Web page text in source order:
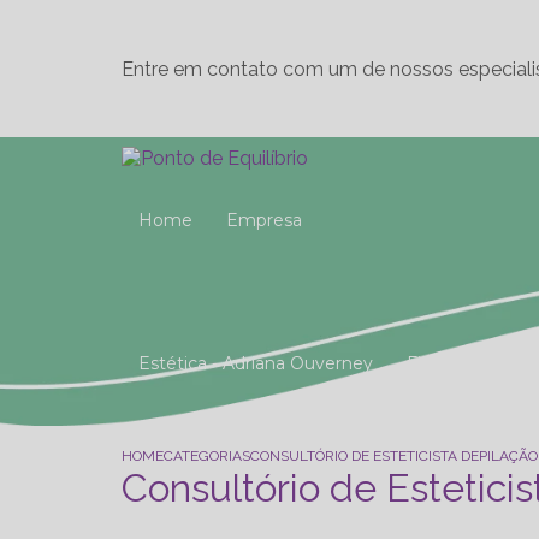
Entre em contato com um de nossos
Home Empresa
Estética - Adriana Ouverney Fisioterapia
HOMECATEGORIASCONSULTÓRIO DE ESTETICISTA
Consultório de